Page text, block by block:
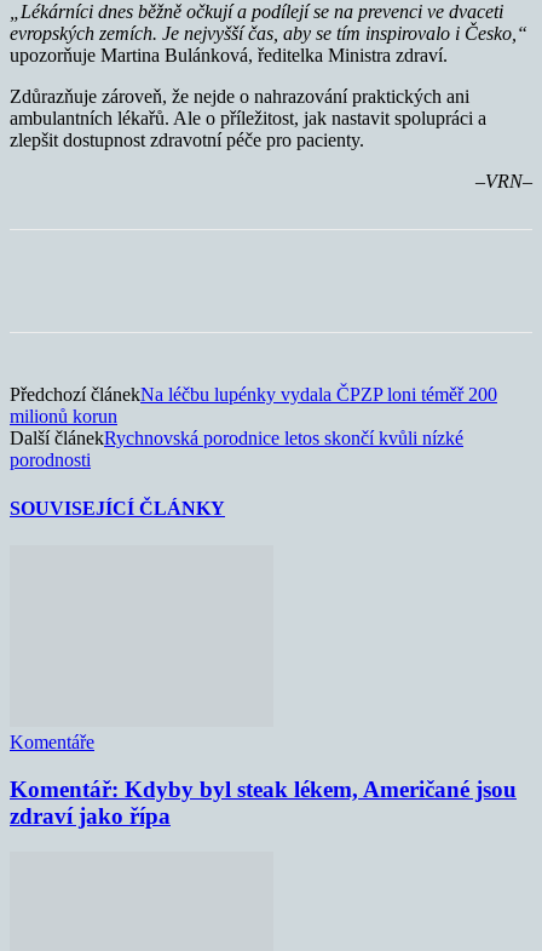
„Lékárníci dnes běžně očkují a podílejí se na prevenci ve dvaceti
evropských zemích. Je nejvyšší čas, aby se tím inspirovalo i Česko,“
upozorňuje Martina Bulánková, ředitelka Ministra zdraví.
Zdůrazňuje zároveň, že nejde o nahrazování praktických ani
ambulantních lékařů. Ale o příležitost, jak nastavit spolupráci a
zlepšit dostupnost zdravotní péče pro pacienty.
–VRN–
Předchozí článekNa léčbu lupénky vydala ČPZP loni téměř 200
milionů korun
Další článekRychnovská porodnice letos skončí kvůli nízké
porodnosti
SOUVISEJÍCÍ ČLÁNKY
Komentáře
Komentář: Kdyby byl steak lékem, Američané jsou
zdraví jako řípa